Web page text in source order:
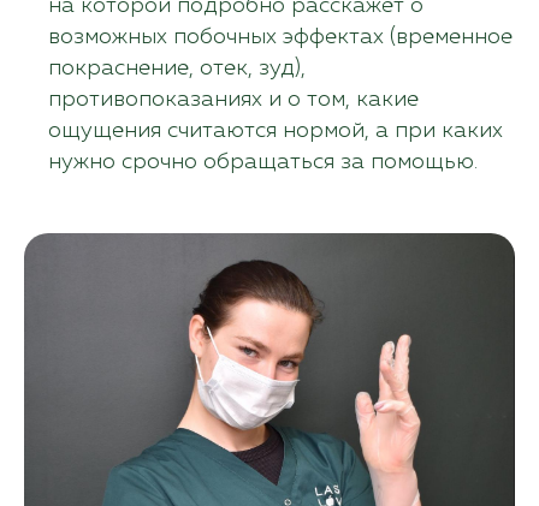
на которой подробно расскажет о
возможных побочных эффектах (временное
покраснение, отек, зуд),
противопоказаниях и о том, какие
ощущения считаются нормой, а при каких
нужно срочно обращаться за помощью.